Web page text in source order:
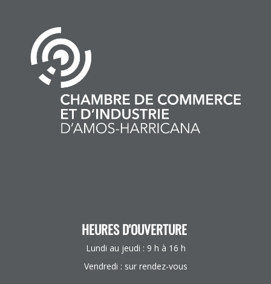
HEURES D'OUVERTURE
Lundi au jeudi : 9 h à 16 h
Vendredi : sur rendez-vous